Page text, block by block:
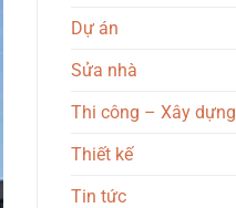
Dự án
Sửa nhà
Thi công – Xây dựng
Thiết kế
Tin tức